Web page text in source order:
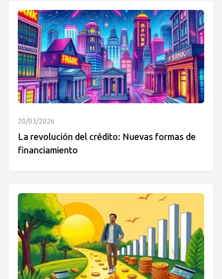
20/03/2026
La revolución del crédito: Nuevas formas de
financiamiento